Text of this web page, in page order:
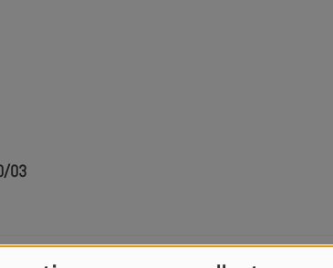
03
Podcast du 16/03